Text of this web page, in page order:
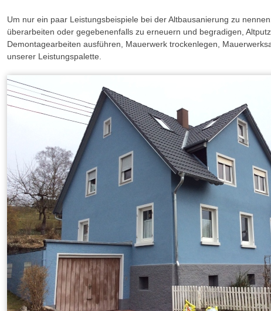
Um nur ein paar Leistungsbeispiele bei der Altbausanierung zu
überarbeiten oder gegebenenfalls zu erneuern und begradigen,
Demontagearbeiten ausführen, Mauerwerk trockenlegen,
unserer Leistungspalette.